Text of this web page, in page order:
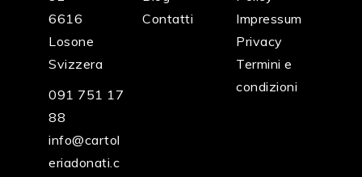
6616
Losone
Svizzera
091 751 17
88
info@cartol
eriadonati.c
Contatti
Impressum
Privacy
Termini e
condizioni